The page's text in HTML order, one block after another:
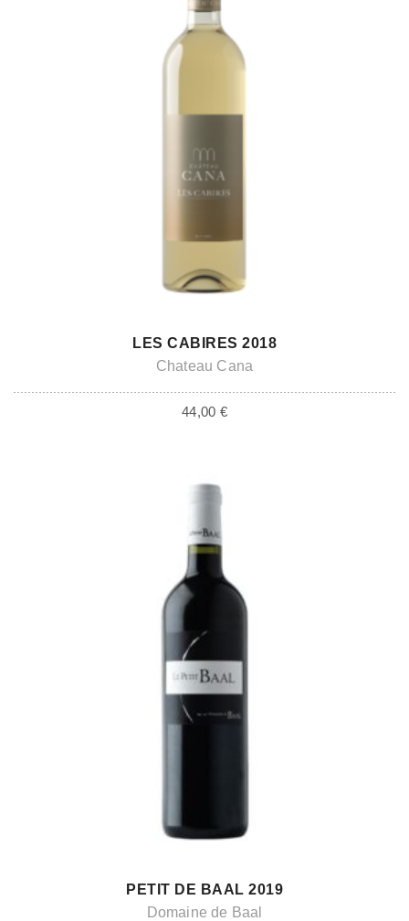
ADD TO CART
LES CABIRES 2018
Chateau Cana
44,00 €
ADD TO CART
PETIT DE BAAL 2019
Domaine de Baal